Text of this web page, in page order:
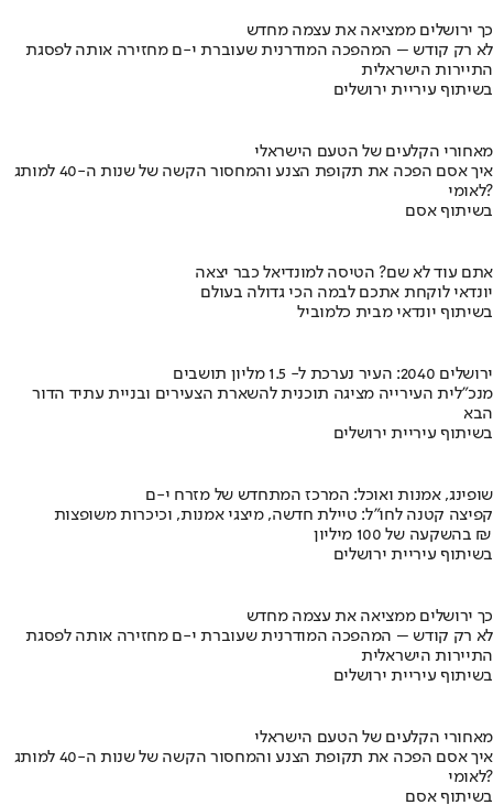
כך ירושלים ממציאה את עצמה מחדש
לא רק קודש – המהפכה המודרנית שעוברת י-ם מחזירה אותה לפסגת
התיירות הישראלית
בשיתוף עיריית ירושלים
מאחורי הקלעים של הטעם הישראלי
איך אסם הפכה את תקופת הצנע והמחסור הקשה של שנות ה-40 למותג
לאומי?
בשיתוף אסם
אתם עוד לא שם? הטיסה למונדיאל כבר יצאה
יונדאי לוקחת אתכם לבמה הכי גדולה בעולם
בשיתוף יונדאי מבית כלמוביל
ירושלים 2040: העיר נערכת ל- 1.5 מליון תושבים
מנכ"לית העירייה מציגה תוכנית להשארת הצעירים ובניית עתיד הדור
הבא
בשיתוף עיריית ירושלים
שופינג, אמנות ואוכל: המרכז המתחדש של מזרח י-ם
קפיצה קטנה לחו"ל: טיילת חדשה, מיצגי אמנות, וכיכרות משופצות
בהשקעה של 100 מיליון ₪
בשיתוף עיריית ירושלים
כך ירושלים ממציאה את עצמה מחדש
לא רק קודש – המהפכה המודרנית שעוברת י-ם מחזירה אותה לפסגת
התיירות הישראלית
בשיתוף עיריית ירושלים
מאחורי הקלעים של הטעם הישראלי
איך אסם הפכה את תקופת הצנע והמחסור הקשה של שנות ה-40 למותג
לאומי?
בשיתוף אסם